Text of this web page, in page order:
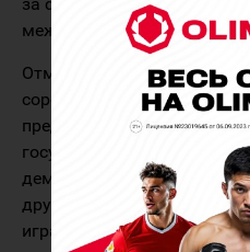
международные
Отмечается, что МОК не
соревнования в России и
представителей
государственных органов
демонстрации
других национальных
играх будет принято позже.